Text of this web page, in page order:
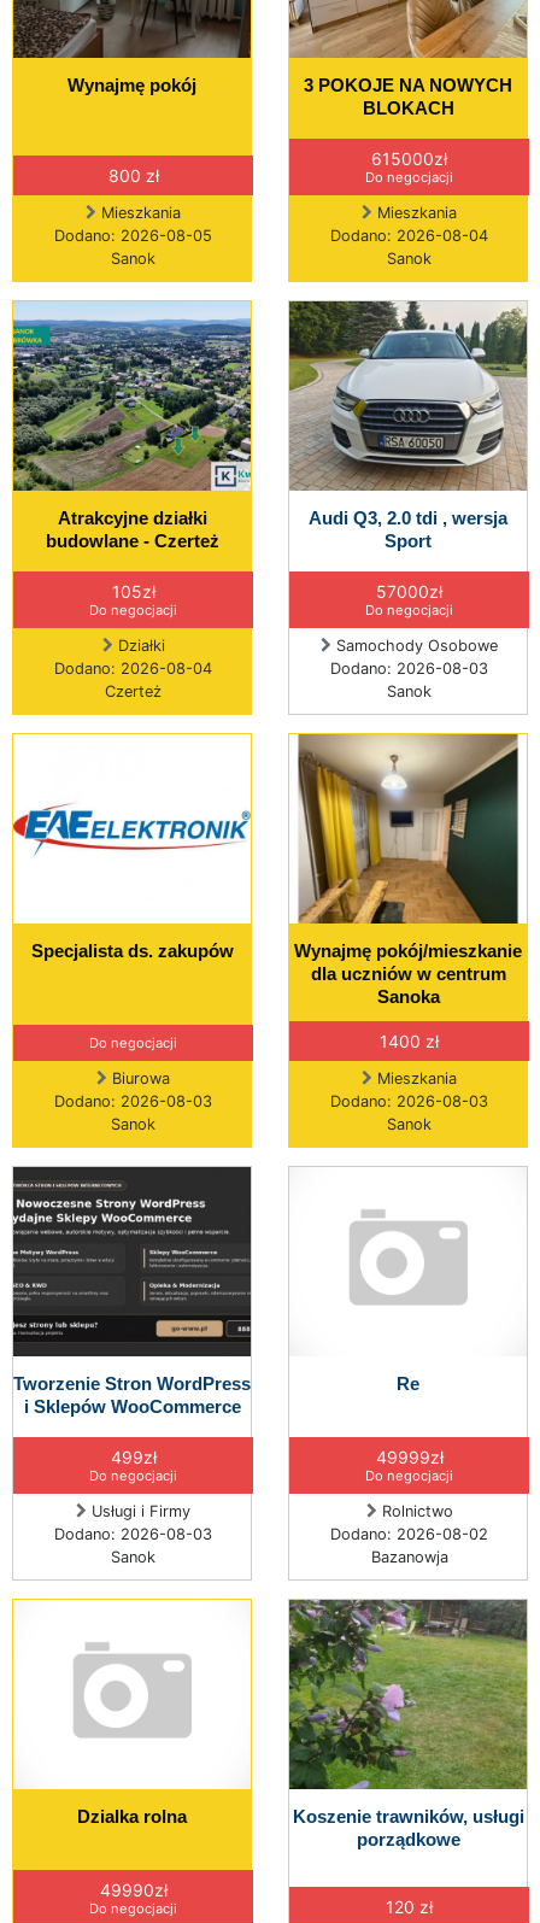
Wynajmę pokój
800 zł
Mieszkania
Dodano: 2026-08-05
Sanok
3 POKOJE NA NOWYCH
BLOKACH
615000zł
Do negocjacji
Mieszkania
Dodano: 2026-08-04
Sanok
Atrakcyjne działki
budowlane - Czerteż
105zł
Do negocjacji
Działki
Dodano: 2026-08-04
Czerteż
Audi Q3, 2.0 tdi , wersja
Sport
57000zł
Do negocjacji
Samochody Osobowe
Dodano: 2026-08-03
Sanok
Specjalista ds. zakupów
Do negocjacji
Biurowa
Dodano: 2026-08-03
Sanok
Wynajmę pokój/mieszkanie
dla uczniów w centrum
Sanoka
1400 zł
Mieszkania
Dodano: 2026-08-03
Sanok
Tworzenie Stron WordPress
i Sklepów WooCommerce
499zł
Do negocjacji
Usługi i Firmy
Dodano: 2026-08-03
Sanok
Re
49999zł
Do negocjacji
Rolnictwo
Dodano: 2026-08-02
Bazanowja
Dzialka rolna
49990zł
Do negocjacji
Koszenie trawników, usługi
porządkowe
120 zł